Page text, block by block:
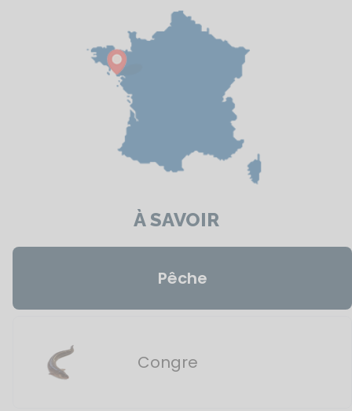
À SAVOIR
Pêche
Congre